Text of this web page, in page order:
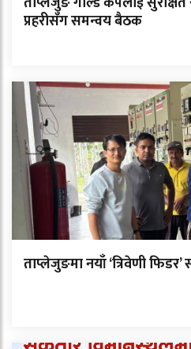
प्रहरीसँग समन्वय बैठक
ताप्लेजुङमा नयाँ ‘त्रिवेणी फिडर’